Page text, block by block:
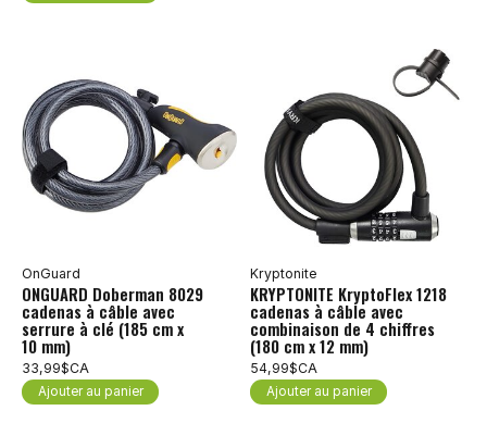
OnGuard
ONGUARD Doberman 8029
cadenas à câble avec
serrure à clé (185 cm x
10 mm)
33,99$CA
Ajouter au panier
Kryptonite
KRYPTONITE KryptoFlex 1218
cadenas à câble avec
combinaison de 4 chiffres
(180 cm x 12 mm)
54,99$CA
Ajouter au panier